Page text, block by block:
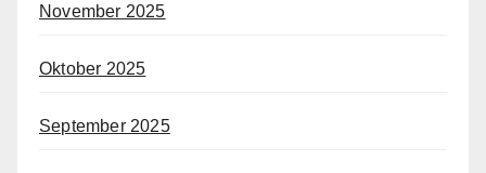
November 2025
Oktober 2025
September 2025